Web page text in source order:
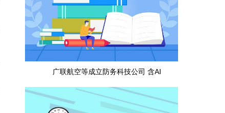
广联航空等成立防务科技公司 含AI